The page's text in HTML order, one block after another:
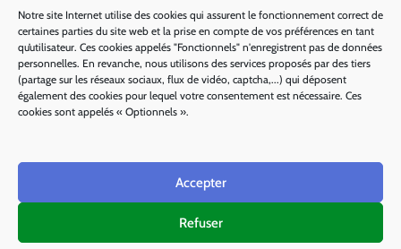
Notre site Internet utilise des cookies qui assurent le fonctionnement correct de
certaines parties du site web et la prise en compte de vos préférences en tant
qu’utilisateur. Ces cookies appelés "Fonctionnels" n'enregistrent pas de données
personnelles. En revanche, nous utilisons des services proposés par des tiers
(partage sur les réseaux sociaux, flux de vidéo, captcha,...) qui déposent
également des cookies pour lequel votre consentement est nécessaire. Ces
cookies sont appelés « Optionnels ».
Accepter
Refuser
Sous Préfecture de Grasse
Département 06
Alpes d'Azur Tourisme